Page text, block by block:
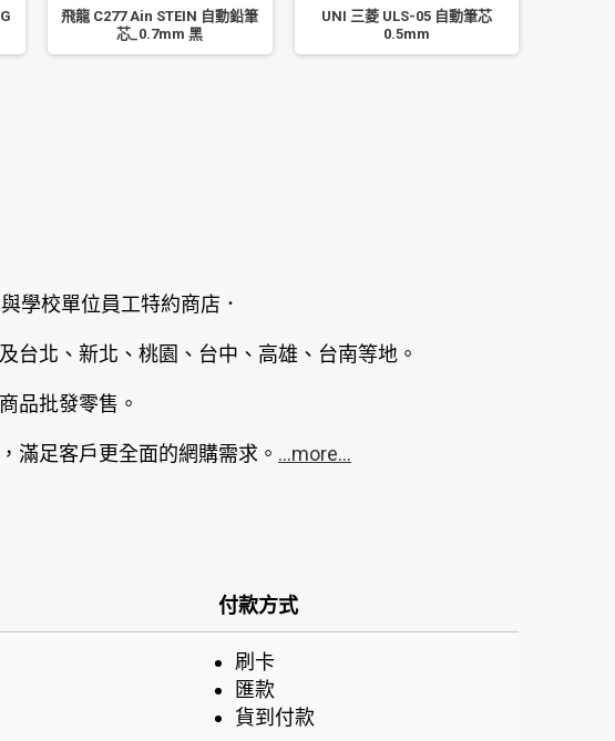
飛龍 C277 Ain STEIN 自動鉛筆
芯_0.7mm 黑
UNI 三菱 ULS-05 自動筆芯
0.5mm
學校單位員工特約商店．
台北、新北、桃園、台中、高雄、台南等地。
品批發零售。
滿足客戶更全面的網購需求。 ...more...
付款方式
刷卡
匯款
貨到付款